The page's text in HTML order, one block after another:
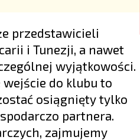
przedstawicieli
i Tunezji, a nawet
wyjątkowości.
wejście do klubu to
osiągnięty tylko
partnera.
zajmujemy